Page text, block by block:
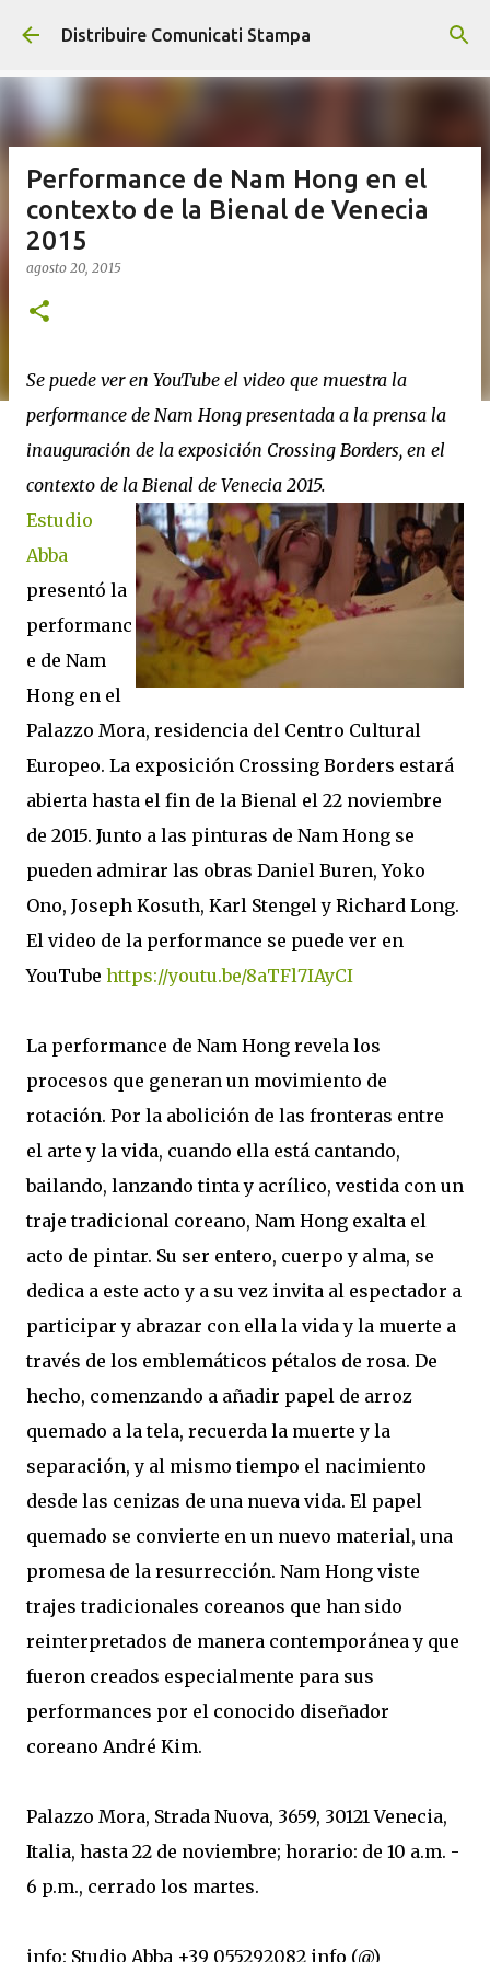
Passa ai contenuti principali
Distribuire Comunicati Stampa
Performance de Nam Hong en el
contexto de la Bienal de Venecia
2015
agosto 20, 2015
Se puede ver en YouTube el video que muestra la
performance de Nam Hong presentada a la prensa la
inauguración de la exposición Crossing Borders, en el
contexto de la Bienal de Venecia 2015.
Estudio
Abba
presentó la
performanc
e de Nam
Hong en el
Palazzo Mora, residencia del Centro Cultural
Europeo. La exposición Crossing Borders estará
abierta hasta el fin de la Bienal el 22 noviembre
de 2015. Junto a las pinturas de Nam Hong se
pueden admirar las obras Daniel Buren, Yoko
Ono, Joseph Kosuth, Karl Stengel y Richard Long.
El video de la performance se puede ver en
YouTube https://youtu.be/8aTFl7IAyCI
La performance de Nam Hong revela los
procesos que generan un movimiento de
rotación. Por la abolición de las fronteras entre
el arte y la vida, cuando ella está cantando,
bailando, lanzando tinta y acrílico, vestida con un
traje tradicional coreano, Nam Hong exalta el
acto de pintar. Su ser entero, cuerpo y alma, se
dedica a este acto y a su vez invita al espectador a
participar y abrazar con ella la vida y la muerte a
través de los emblemáticos pétalos de rosa. De
hecho, comenzando a añadir papel de arroz
quemado a la tela, recuerda la muerte y la
separación, y al mismo tiempo el nacimiento
desde las cenizas de una nueva vida. El papel
quemado se convierte en un nuevo material, una
promesa de la resurrección. Nam Hong viste
trajes tradicionales coreanos que han sido
reinterpretados de manera contemporánea y que
fueron creados especialmente para sus
performances por el conocido diseñador
coreano André Kim.
Palazzo Mora, Strada Nuova, 3659, 30121 Venecia,
Italia, hasta 22 de noviembre; horario: de 10 a.m. -
6 p.m., cerrado los martes.
info: Studio Abba +39 055292082 info (@)